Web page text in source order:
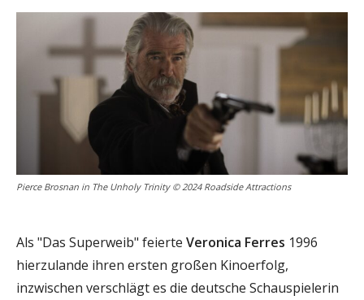
Pierce Brosnan in The Unholy Trinity © 2024 Roadside Attractions
Als "Das Superweib" feierte Veronica Ferres 1996
hierzulande ihren ersten großen Kinoerfolg,
inzwischen verschlägt es die deutsche Schauspielerin